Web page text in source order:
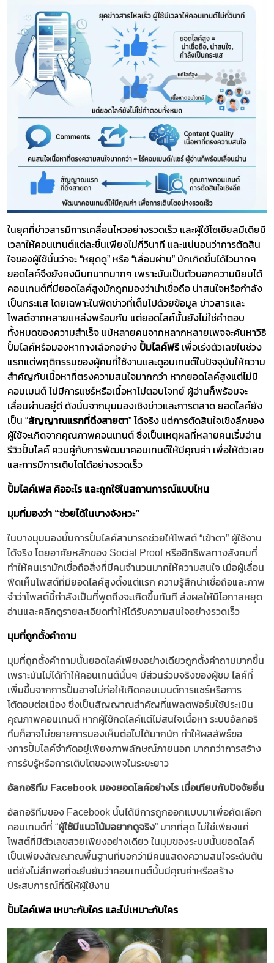
​​ในยุคที่ข่าวสารมีการเคลื่อนไหวอย่างรวดเร็ว และผู้ใช้โซเชียลมีเดียมี
เวลาให้คอนเทนต์แต่ละชิ้นเพียงไม่กี่วินาที และแน่นอนว่าการตัดสิน
ใจของผู้ใช้นั้นว่าจะ “หยุดดู” หรือ “เลื่อนผ่าน” มักเกิดขึ้นได้ไวมากๆ
ยอดไลค์จึงยังคงมีบทบาทมากๆ เพราะมันเป็นตัวบอกความนิยมได้
คอนเทนต์ที่มียอดไลค์สูงมักถูกมองว่าน่าเชื่อถือ น่าสนใจหรือกำลัง
เป็นกระแส โดยเฉพาะในฟีดข่าวที่เต็มไปด้วยข้อมูล ข่าวสารและ
โพสต์จากหลายแหล่งพร้อมกัน แต่ยอดไลค์นั้นยังไม่ใช่คำตอบ
ทั้งหมดของความสำเร็จ แม้หลายคนจากหลากหลายเพจจะค้นหาวิธี
ปั้มไลค์หรือมองหาทางเลือกอย่าง ​​ ปั้มไลค์ฟรี ​​ เพื่อเร่งตัวเลขในช่วง
แรกแต่พฤติกรรมของผู้คนที่ใช้งานและดูอนเทนต์ในปัจจุบันให้ความ
สำคัญกับเนื้อหาที่ตรงความสนใจมากกว่า หากยอดไลค์สูงแต่ไม่มี
คอมเมนต์ ไม่มีการแชร์หรือเนื้อหาไม่ตอบโจทย์ ผู้อ่านก็พร้อมจะ
เลื่อนผ่านอยู่ดี ดังนั้นจากมุมมองเชิงข่าวและการตลาด ยอดไลค์ยัง
เป็น “​​สัญญาณแรกที่ดึงสายตา​​” ได้จริง แต่การตัดสินใจเชิงลึกของ
ผู้ใช้จะเกิดจากคุณภาพคอนเทนต์ ซึ่งเป็นเหตุผลที่หลายคนเริ่มอ่าน
รีวิวปั้มไลค์ ควบคู่กับการพัฒนาคอนเทนต์ให้มีคุณค่า เพื่อให้ตัวเลข
และการมีการเติบโตได้อย่างรวดเร็ว​
ปั้มไลค์เฟส คืออะไร และถูกใช้ในสถานการณ์แบบไหน
มุมที่มองว่า “ช่วยได้ในบางจังหวะ”
​​ในบางมุมมองนั้นการปั้มไลค์สามารถช่วยให้โพสต์ “เข้าตา” ผู้ใช้งาน
ได้จริง โดยอาศัยหลักของ Social Proof หรืออิทธิพลทางสังคมที่
ทำให้คนเรามักเชื่อถือสิ่งที่มีคนจำนวนมากให้ความสนใจ เมื่อผู้เลื่อน
ฟีดเห็นโพสต์ที่มียอดไลค์สูงตั้งแต่แรก ความรู้สึกน่าเชื่อถือและภาพ
จำว่าโพสต์นี้กำลังเป็นที่พูดถึงจะเกิดขึ้นทันที ส่งผลให้มีโอกาสหยุด
อ่านและคลิกดูรายละเอียดทำให้ได้รับความสนใจอย่างรวดเร็ว​
มุมที่ถูกตั้งคำถาม
​​มุมที่ถูกตั้งคำถามนั้นยอดไลค์เพียงอย่างเดียวถูกตั้งคำถามมากขึ้น
เพราะมันไม่ได้ทำให้คอนเทนต์นั้นๆ มีส่วนร่วมจริงของผู้ชม ไลค์ที่
เพิ่มขึ้นจากการปั้มอาจไม่ก่อให้เกิดคอมเมนต์การแชร์หรือการ
โต้ตอบต่อเนื่อง ซึ่งเป็นสัญญาณสำคัญที่แพลตฟอร์มใช้ประเมิน
คุณภาพคอนเทนต์ หากผู้ใช้กดไลค์แต่ไม่สนใจเนื้อหา ระบบอัลกอริ
ทึมก็อาจไม่ขยายการมองเห็นต่อไปได้มากนัก ทำให้ผลลัพธ์ขอ
งการปั้มไลค์จำกัดอยู่เพียงภาพลักษณ์ภายนอก มากกว่าการสร้าง
การรับรู้หรือการเติบโตของเพจในระยะยาว​
อัลกอริทึม Facebook มองยอดไลค์อย่างไร เมื่อเทียบกับปัจจัยอื่น
​​อัลกอริทึมของ Facebook นั้นได้มีการถูกออกแบบมาเพื่อคัดเลือก
คอนเทนต์ที่ “​​ผู้ใช้มีแนวโน้มอยากดูจริง​​” มากที่สุด ไม่ใช่เพียงแค่
โพสต์ที่มีตัวเลขสวยเพียงอย่างเดียว ในมุมของระบบนั้นยอดไลค์
เป็นเพียงสัญญาณพื้นฐานที่บอกว่ามีคนแสดงความสนใจระดับต้น
แต่ยังไม่ลึกพอที่จะยืนยันว่าคอนเทนต์นั้นมีคุณค่าหรือสร้าง
ประสบการณ์ที่ดีให้ผู้ใช้งาน ​
ปั้มไลค์เฟส เหมาะกับใคร และไม่เหมาะกับใคร